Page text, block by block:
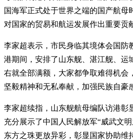
国海军正式处于世界之端的国产航
对国家的贸易和航运发展作出重要贡
李家超表示，市民身临其境体会国防
港期间，安排了山东舰、湛江舰、运
右就全部满额，大家都争取难得机会
坚毅精神和无私奉献，加强民族自豪
李家超续指，山东舰航母编队访港彰
充分展示了中国人民解放军“威武文
东方之珠更放异彩，彰显国家协助维